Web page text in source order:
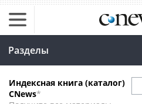
Разделы
Индексная книга (каталог)
CNews*